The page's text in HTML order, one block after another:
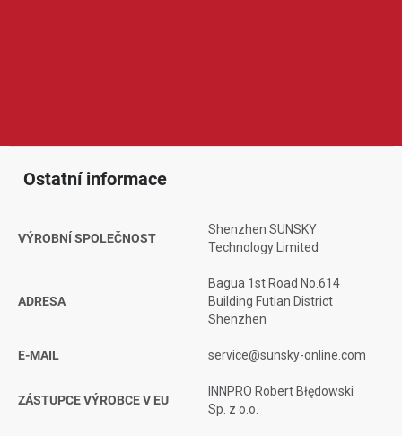
Ostatní informace
VÝROBNÍ SPOLEČNOST
Shenzhen SUNSKY
Technology Limited
ADRESA
Bagua 1st Road No.614
Building Futian District
Shenzhen
E-MAIL service@sunsky-online.com
ZÁSTUPCE VÝROBCE V EU
INNPRO Robert Błędowski
Sp. z o.o.